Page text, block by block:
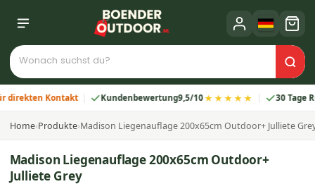
Kontakt Kundenbewertung9,5/10★★★★★ 30 Tage
Home›Produkte›Madison Liegenauflage 200x65cm Outdoor+ Julliete
Madison Liegenauflage 200x65cm Outdoor+
Julliete Grey